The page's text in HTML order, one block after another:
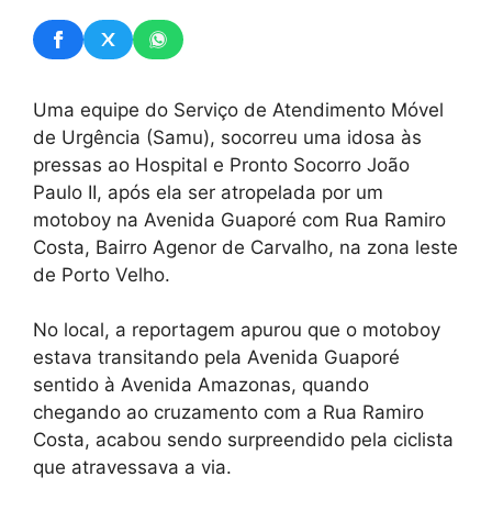
Uma equipe do Serviço de Atendimento Móvel
de Urgência (Samu), socorreu uma idosa às
pressas ao Hospital e Pronto Socorro João
Paulo II, após ela ser atropelada por um
motoboy na Avenida Guaporé com Rua Ramiro
Costa, Bairro Agenor de Carvalho, na zona leste
de Porto Velho.
No local, a reportagem apurou que o motoboy
estava transitando pela Avenida Guaporé
sentido à Avenida Amazonas, quando
chegando ao cruzamento com a Rua Ramiro
Costa, acabou sendo surpreendido pela ciclista
que atravessava a via.